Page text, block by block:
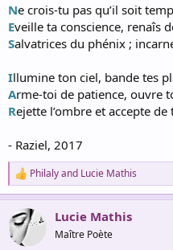
Ne crois-tu pas qu’il soit
Eveille ta conscience, renaîs
Salvatrices du phénix ;
Illumine ton ciel, bande tes
Arme-toi de patience, ouvre
Rejette l’ombre et accepte de
- Raziel, 2017
R
e
a
c
t
i
Philalyand Lucie Mathis
Lucie Mathis
Maître Poète